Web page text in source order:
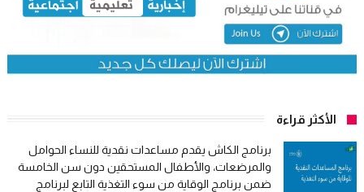
الأكثر قراءة
برنامج الكاش يقدم مساعدات نقدية للنساء الحوامل
والمرضعات، والأطفال المستحقين دون سن الخامسة
ضمن برنامج الوقاية من سوء التغذية التابع لبرنامج